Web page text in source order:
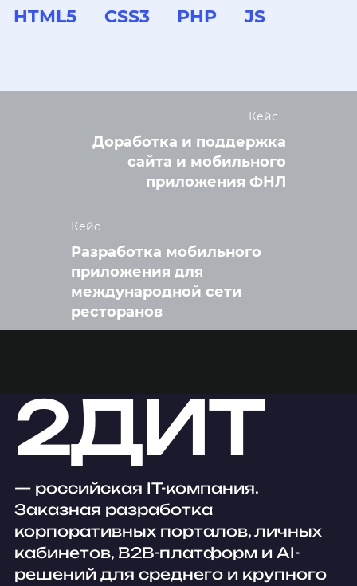
HTML5 CSS3 PHP JS
Кейс
Доработка и поддержка
сайта и мобильного
приложения ФНЛ
Кейс
Разработка мобильного
приложения для
международной сети
ресторанов
2ДИТ
— российская IT-компания.
Заказная разработка
корпоративных порталов, личных
кабинетов, B2B-платформ и AI-
решений для среднего и крупного